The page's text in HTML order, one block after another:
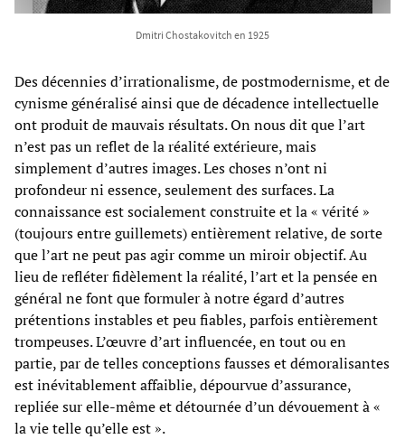
Dmitri Chostakovitch en 1925
Des décennies d’irrationalisme, de postmodernisme, et de
cynisme généralisé ainsi que de décadence intellectuelle
ont produit de mauvais résultats. On nous dit que l’art
n’est pas un reflet de la réalité extérieure, mais
simplement d’autres images. Les choses n’ont ni
profondeur ni essence, seulement des surfaces. La
connaissance est socialement construite et la « vérité »
(toujours entre guillemets) entièrement relative, de sorte
que l’art ne peut pas agir comme un miroir objectif. Au
lieu de refléter fidèlement la réalité, l’art et la pensée en
général ne font que formuler à notre égard d’autres
prétentions instables et peu fiables, parfois entièrement
trompeuses. L’œuvre d’art influencée, en tout ou en
partie, par de telles conceptions fausses et démoralisantes
est inévitablement affaiblie, dépourvue d’assurance,
repliée sur elle-même et détournée d’un dévouement à «
la vie telle qu’elle est ».